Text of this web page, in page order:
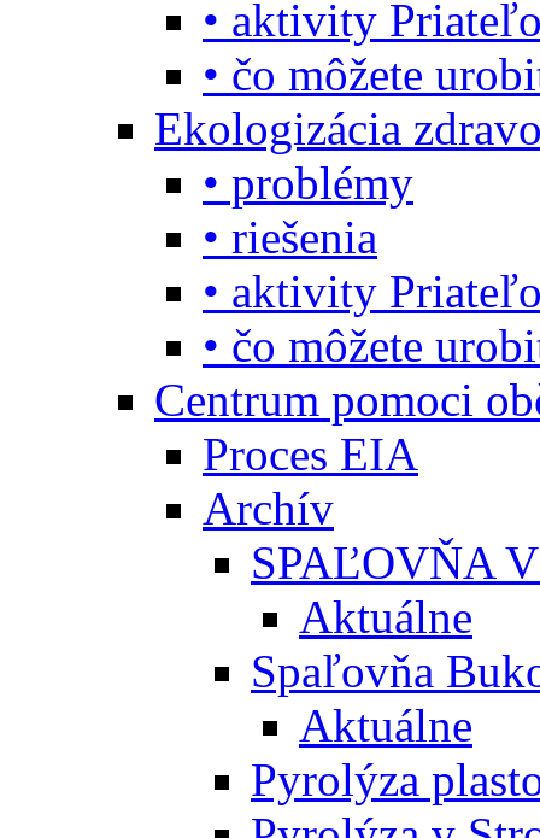
• aktivity
• čo môžete
Ekologizácia
• problémy
• riešenia
• aktivity
• čo môžete
Centrum pomoci
Proces EIA
Archív
SPAĽOVŇA
Aktuálne
Spaľovňa
Aktuálne
Pyrolýza